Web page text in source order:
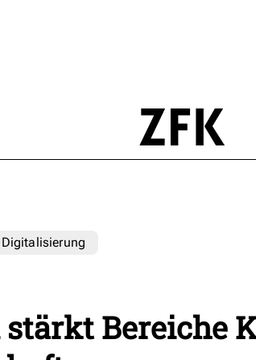
Digitalisierung
Bereiche